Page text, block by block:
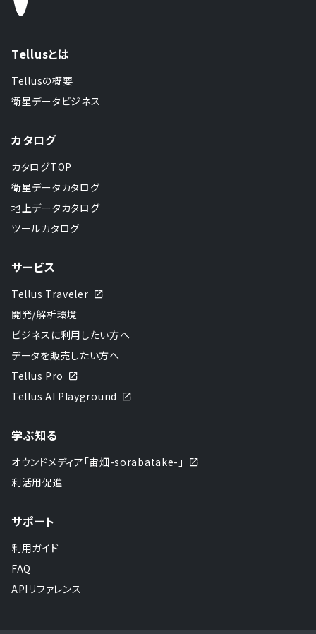
Tellusとは
Tellusの概要
衛星データビジネス
カタログ
カタログTOP
衛星データカタログ
地上データカタログ
ツールカタログ
サービス
Tellus Traveler
開発/解析環境
ビジネスに利用したい方へ
データを販売したい方へ
Tellus Pro
Tellus AI Playground
学ぶ知る
オウンドメディア「宙畑-sorabatake-」
利活用促進
サポート
利用ガイド
FAQ
APIリファレンス